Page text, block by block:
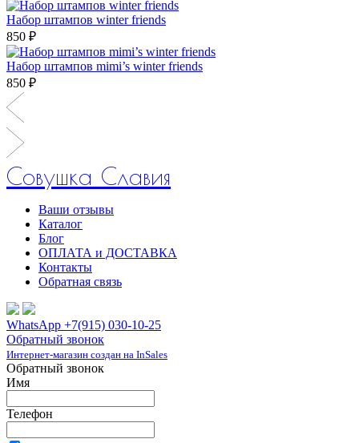
Набор штампов winter friends
850 ₽
Набор штампов mimi’s winter friends
850 ₽
Совушка Славия
Ваши отзывы
Каталог
Блог
ОПЛАТА и ДОСТАВКА
Контакты
Обратная связь
WhatsApp +7(915) 030-10-25
Обратный звонок
Интернет-магазин создан на InSales
Обратный звонок
Имя
Телефон